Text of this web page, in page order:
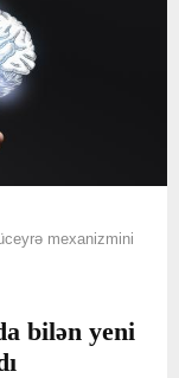
mexanizmini
bilən yeni